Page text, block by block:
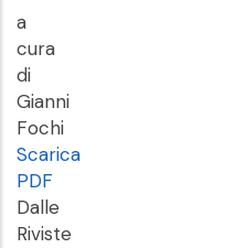
a
cura
di
Gianni
Fochi
Scarica
PDF
Dalle
Riviste